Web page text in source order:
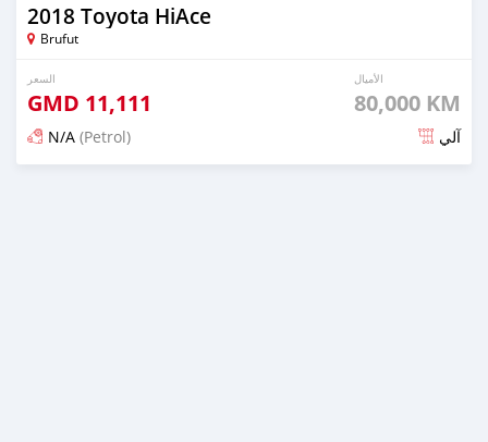
2018 Toyota HiAce
Brufut
السعر
GMD 11,111
الأميال
80,000 KM
N/A (Petrol) آلي